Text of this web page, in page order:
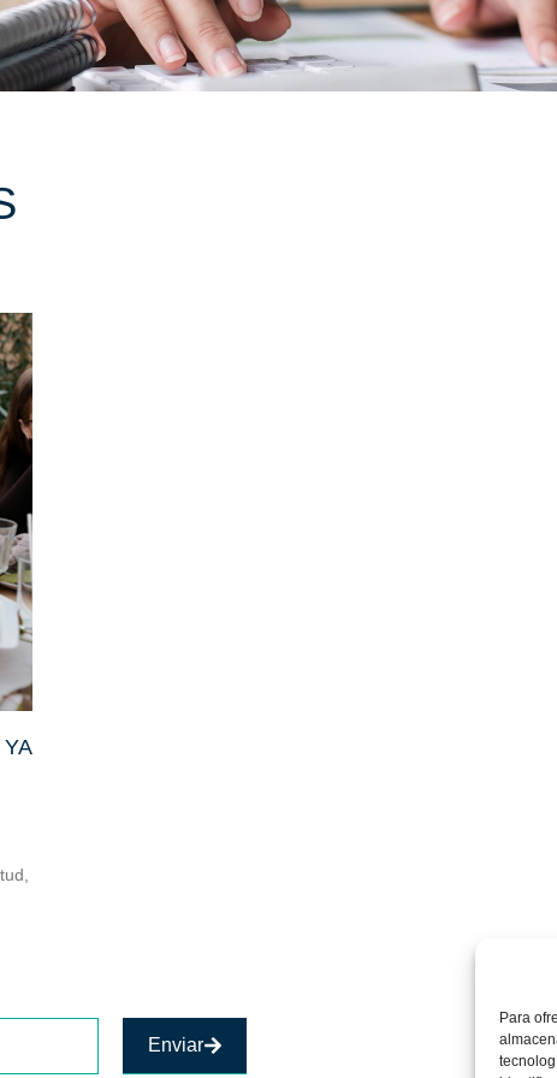
Para
Enviar